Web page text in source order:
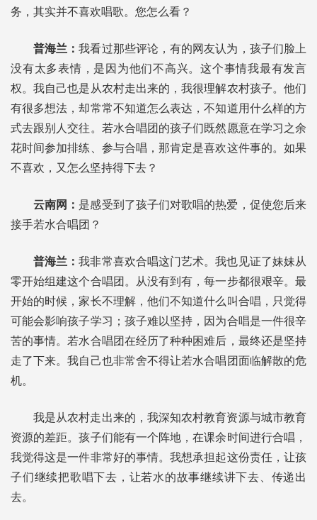
务，其实并不喜欢唱歌。您怎么看？
普海兰：我看过那些评论，有的网友认为，孩子们脸上
没有太多表情，是因为他们不高兴。这个事情我最有发言
权。我自己也是从农村走出来的，我很理解农村孩子。他们
有很多想法，却常常不知道怎么表达，不知道用什么样的方
式去跟别人交往。若水合唱团的孩子们既然愿意在学习之余
花时间参加排练、参与合唱，那肯定是喜欢这件事的。如果
不喜欢，又怎么坚持得下去？
云南网： 是感受到了孩子们对歌唱的热爱，促使您后来
接手若水合唱团？
普海兰：我非常喜欢合唱这门艺术。我也见证了妹妹从
零开始组建这个合唱团。从没有到有，每一步都很艰辛。最
开始的时候，家长不理解，他们不知道什么叫合唱，只觉得
可能会影响孩子学习；孩子难以坚持，因为合唱是一件很辛
苦的事情。若水合唱团在经历了种种困难后，最终还是坚持
走了下来。我自己也非常舍不得让若水合唱团面临解散的危
机。
我是从农村走出来的，我深知农村教育资源与城市教育
资源的差距。孩子们能有一个阵地，在课余时间进行合唱，
我觉得这是一件非常好的事情。我想承担起这份责任，让孩
子们继续把歌唱下去，让若水的故事继续讲下去、传递出
去。